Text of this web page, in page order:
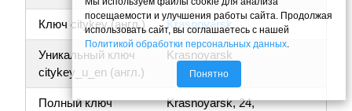
Ключ citykey (англ.) Krasnoyarsk
Уникальный ключ
citykey_u_en (англ.)
Krasnoyarsk
Полный ключ
Krasnoyarsk, 24,
посещаемости и улучшения работы сайта. Продолжая
использовать сайт, вы соглашаетесь с нашей
Политикой обработки персональных данных.
Понятно